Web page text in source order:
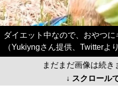
ダイエット中なので、おやつ
（Yukiyngさん提供、Twitterよ
まだまだ画像は続き
↓ スクロール